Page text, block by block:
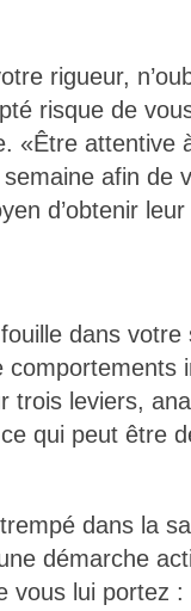
rigueur,
risque de
«Être attentive
afin de
d’obtenir
dans votre
trois leviers,
qui peut être
dans la
démarche
vous lui portez